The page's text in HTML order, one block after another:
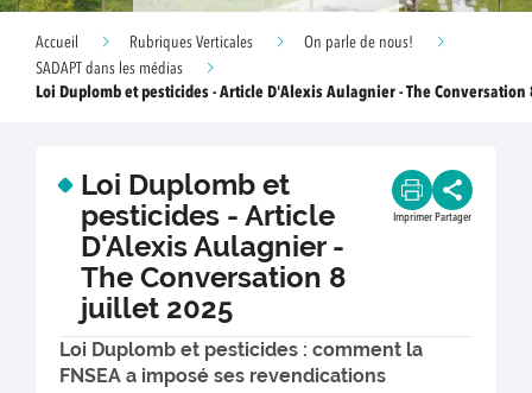
Accueil Rubriques Verticales
On parle de nous!
SADAPT dans les médias
Loi Duplomb et pesticides - Article D'Alexis Aulagnier - The
Loi Duplomb et
pesticides - Article
D'Alexis Aulagnier -
The Conversation 8
juillet 2025
Imprimer Partager
Loi Duplomb et pesticides : comment la
FNSEA a imposé ses revendications